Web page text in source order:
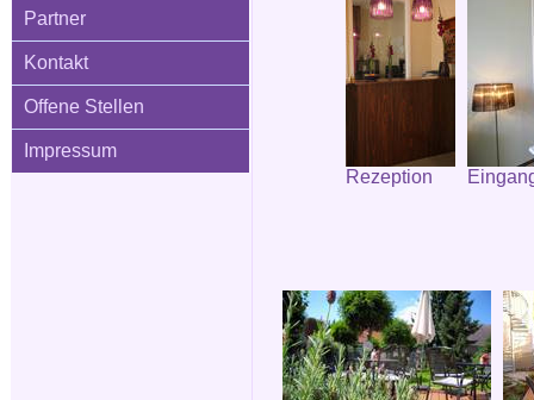
Partner
Kontakt
Offene Stellen
Impressum
Rezeption